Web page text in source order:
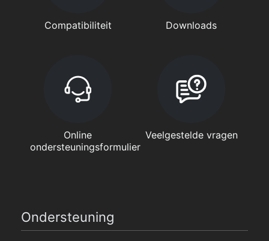
Compatibiliteit Downloads
Online
ondersteuningsformulier
Veelgestelde vragen
Ondersteuning